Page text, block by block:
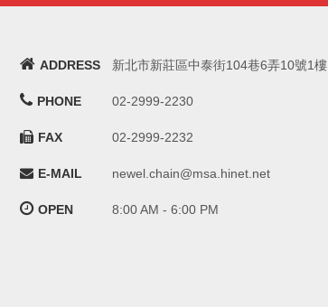
ADDRESS 新北市新莊區中泰街104巷6弄10號1樓
PHONE 02-2999-2230
FAX 02-2999-2232
E-MAIL newel.chain@msa.hinet.net
OPEN 8:00 AM - 6:00 PM